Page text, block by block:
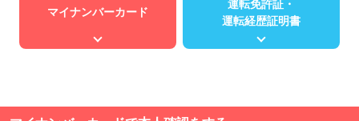
マイナンバーカード
運転免許証・
運転経歴証明書